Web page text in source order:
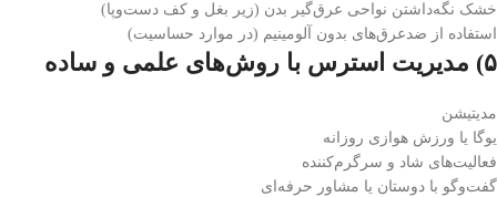
خشک نگه‌داشتن نواحی عرق‌گیر بدن (زیر بغل و کف دست‌وپا)
استفاده از ضدعرق‌های بدون آلومینیم (در موارد حساسیت)
۵) مدیریت استرس با روش‌های علمی و ساده
مدیتیشن
یوگا یا ورزش هوازی روزانه
فعالیت‌های شاد و سرگرم‌کننده
گفت‌وگو با دوستان یا مشاور حرفه‌ای